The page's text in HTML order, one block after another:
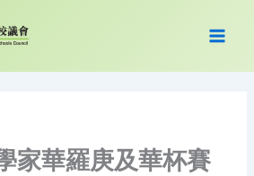
家華羅庚及華杯賽